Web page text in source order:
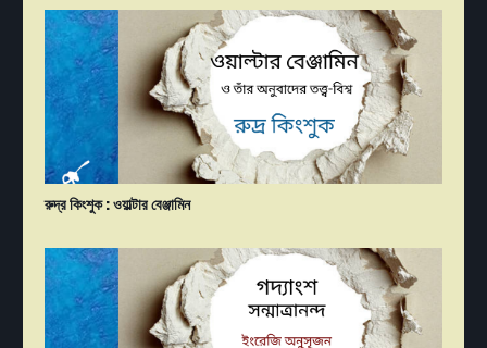
রুদ্র কিংশ‌ুক : ওয়াল্টার বেঞ্জামিন